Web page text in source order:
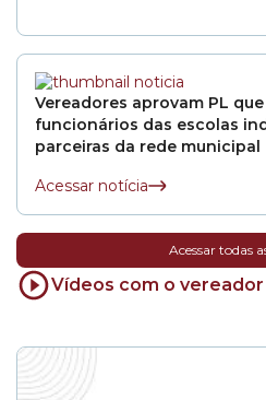
Vereadores aprovam PL
funcionários das escolas
parceiras da rede municipal
Acessar notícia
Acessar todas
Vídeos com o vereador